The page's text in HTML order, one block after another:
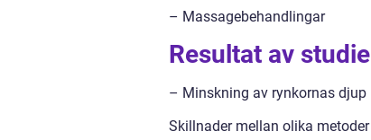
– Massagebehandlingar
Resultat av
– Minskning av rynkornas djup
Skillnader mellan olika